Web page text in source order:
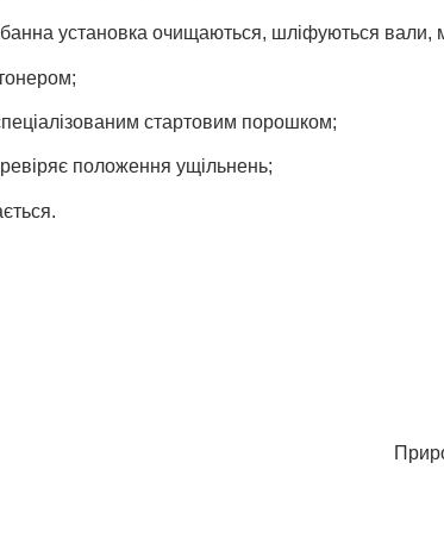
установка очищаються, шліфуються вали,
стартовим порошком;
положення ущільнень;